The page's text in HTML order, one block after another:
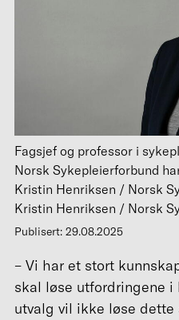
Fagsjef og professor i
Norsk Sykepleierforbund
Kristin Henriksen / Norsk
Kristin Henriksen / Norsk
Publisert: 29.08.2025
– Vi har et stort
skal løse utfordringene i
utvalg vil ikke løse dette